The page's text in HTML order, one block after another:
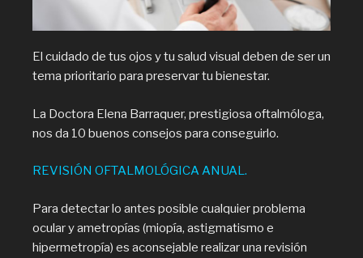
El cuidado de tus ojos y tu salud visual deben de ser un
tema prioritario para preservar tu bienestar.
La Doctora Elena Barraquer, prestigiosa oftalmóloga,
nos da 10 buenos consejos para conseguirlo.
REVISIÓN OFTALMOLÓGICA ANUAL.
Para detectar lo antes posible cualquier problema
ocular y ametropías (miopía, astigmatismo e
hipermetropía) es aconsejable realizar una revisión